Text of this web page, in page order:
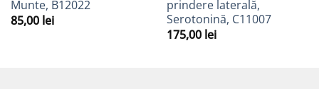
Munte, B12022
85,00 lei
prindere laterală,
Serotonină, C11007
175,00 lei